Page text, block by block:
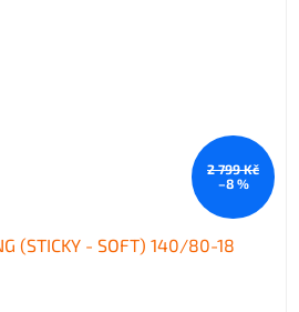
2 799 Kč
–8 %
(STICKY - SOFT) 140/80-18